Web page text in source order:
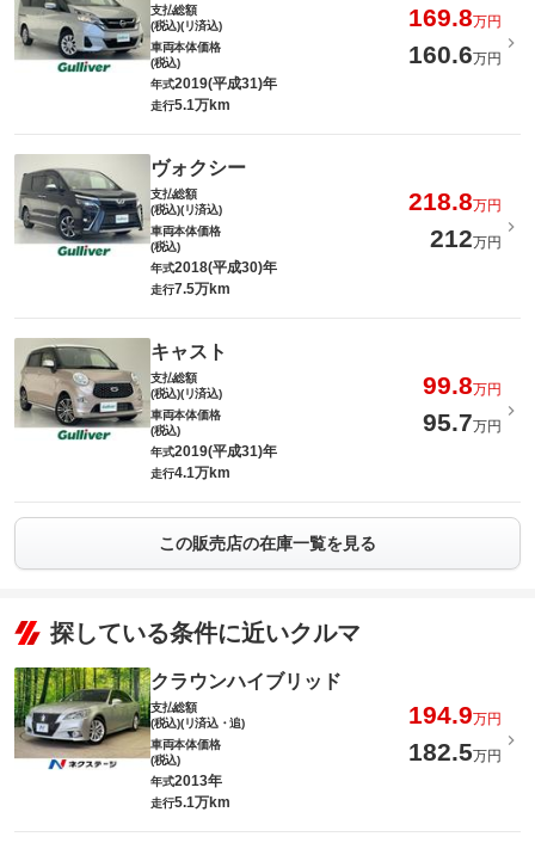
支払総額
(税込)(リ済込)
169.8万円
車両本体価格
(税込)
160.6万円
年式2019(平成31)年
走行5.1万km
ヴォクシー
支払総額
(税込)(リ済込)
218.8万円
車両本体価格
(税込)
212万円
年式2018(平成30)年
走行7.5万km
キャスト
支払総額
(税込)(リ済込)
99.8万円
車両本体価格
(税込)
95.7万円
年式2019(平成31)年
走行4.1万km
この販売店の在庫一覧を見る
探している条件に近いクルマ
クラウンハイブリッド
支払総額
(税込)(リ済込・追)
194.9万円
車両本体価格
(税込)
182.5万円
年式2013年
走行5.1万km